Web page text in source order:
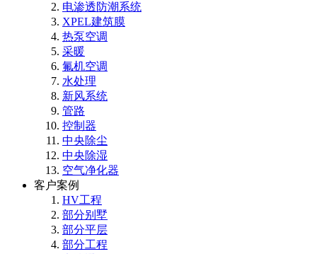
电渗透防潮系统
XPEL建筑膜
热泵空调
采暖
氟机空调
水处理
新风系统
管路
控制器
中央除尘
中央除湿
空气净化器
客户案例
HV工程
部分别墅
部分平层
部分工程